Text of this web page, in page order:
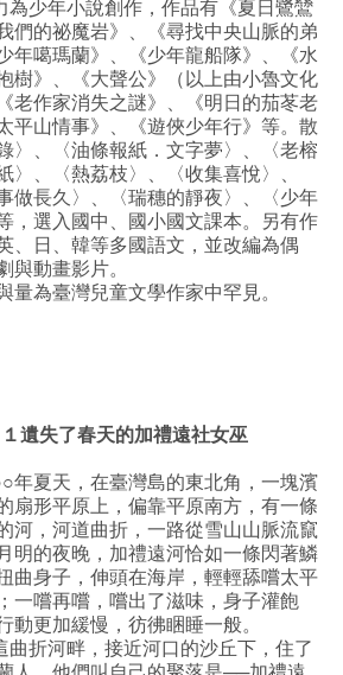
為少年小說創作，作品有《夏日鷺鷥
們的祕魔岩》、《尋找中央山脈的弟
年噶瑪蘭》、《少年龍船隊》、《水
樹》、《大聲公》（以上由小魯文化
老作家消失之謎》、《明日的茄苳老
平山情事》、《遊俠少年行》等。散
〉、〈油條報紙．文字夢〉、〈老榕
〉、〈熱荔枝〉、〈收集喜悅〉、
做長久〉、〈瑞穗的靜夜〉、〈少年
，選入國中、國小國文課本。另有作
、日、韓等多國語文，並改編為偶
與動畫影片。
量為臺灣兒童文學作家中罕見。
１遺失了春天的加禮遠社女巫
夏天，在臺灣島的東北角，一塊濱
扇形平原上，偏靠平原南方，有一條
河，河道曲折，一路從雪山山脈流竄
明的夜晚，加禮遠河恰如一條閃著鱗
曲身子，伸頭在海岸，輕輕舔嚐太平
一嚐再嚐，嚐出了滋味，身子灌飽
動更加緩慢，彷彿睏睡一般。
折河畔，接近河口的沙丘下，住了